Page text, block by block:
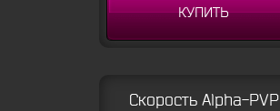
КУПИТЬ
Скорость Alpha-PVP